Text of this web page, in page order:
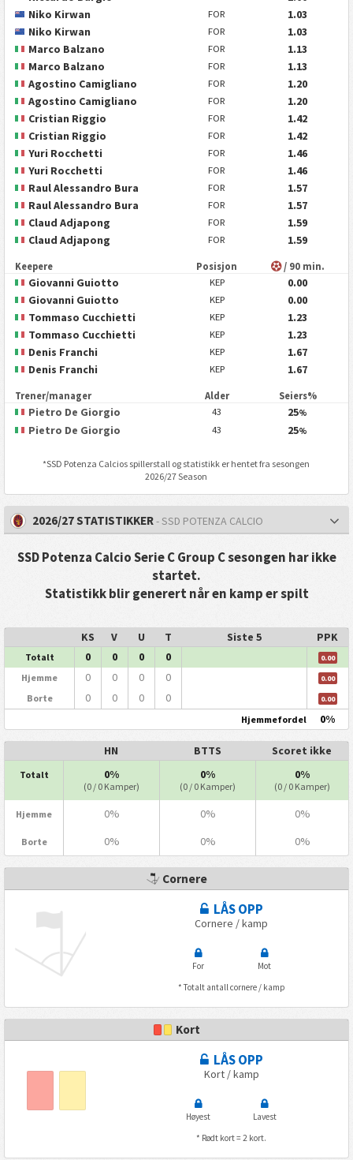
Niko Kirwan
FOR
1.03
Niko Kirwan
FOR
1.03
Marco Balzano
FOR
1.13
Marco Balzano
FOR
1.13
Agostino Camigliano
FOR
1.20
Agostino Camigliano
FOR
1.20
Cristian Riggio
FOR
1.42
Cristian Riggio
FOR
1.42
Yuri Rocchetti
FOR
1.46
Yuri Rocchetti
FOR
1.46
Raul Alessandro Bura
FOR
1.57
Raul Alessandro Bura
FOR
1.57
Claud Adjapong
FOR
1.59
Claud Adjapong
FOR 1.59
Keepere Posisjon / 90 min.
Giovanni Guiotto KEP
0.00
Giovanni Guiotto
KEP
0.00
Tommaso Cucchietti
KEP
1.23
Tommaso Cucchietti
KEP
1.23
Denis Franchi
KEP
1.67
Denis Franchi
KEP 1.67
Trener/manager Alder Seiers%
Pietro De Giorgio 43 25%
Pietro De Giorgio 43 25%
*SSD Potenza Calcios spillerstall og statistikk er hentet fra sesongen
2026/27 Season
2026/27 STATISTIKKER- SSD POTENZA CALCIO
SSD Potenza Calcio Serie C Group C sesongen har ikke
startet.
Statistikk blir generert når en kamp er spilt
KS V U T Siste 5 PPK
Totalt 0 0 0 0 0.00
Hjemme 0 0 0 0 0.00
Borte 0 0 0 0 0.00
Hjemmefordel 0%
HN BTTS Scoret ikke
Totalt 0%
(0 / 0 Kamper)
0%
(0 / 0 Kamper)
0%
(0 / 0 Kamper)
Hjemme 0% 0% 0%
Borte 0% 0% 0%
Cornere
LÅS OPP
Cornere / kamp
For
Mot
* Totalt antall cornere / kamp
Kort
LÅS OPP
Kort / kamp
Høyest
Lavest
* Rødt kort = 2 kort.